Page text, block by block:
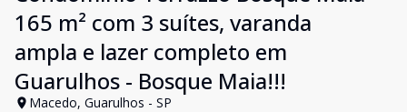
165 m² com 3 suítes, varanda
ampla e lazer completo em
Guarulhos - Bosque Maia!!!
Macedo, Guarulhos - SP